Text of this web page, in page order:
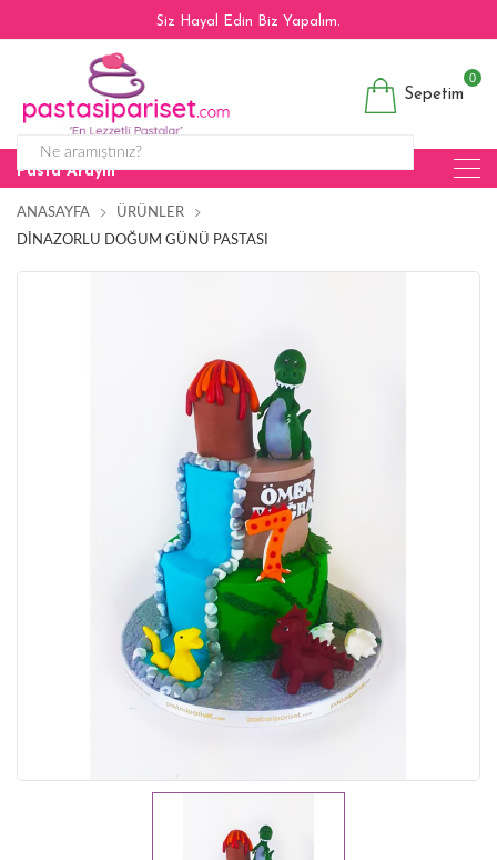
Siz Hayal Edin Biz Yapalım.
Sepetim
0
Pasta Arayın
ANASAYFA
ÜRÜNLER
DINAZORLU DOĞUM GÜNÜ PASTASI